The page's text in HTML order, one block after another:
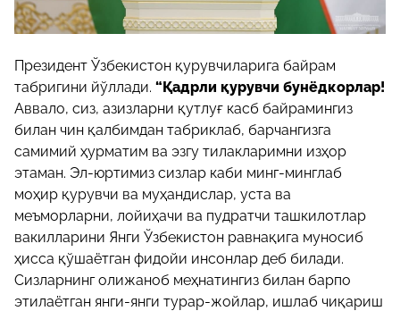
Президент Ўзбекистон қурувчиларига байрам
табригини йўллади. “Қадрли қурувчи бунёдкорлар!
Аввало, сиз, азизларни қутлуғ касб байрамингиз
билан чин қалбимдан табриклаб, барчангизга
самимий ҳурматим ва эзгу тилакларимни изҳор
этаман. Эл-юртимиз сизлар каби минг-минглаб
моҳир қурувчи ва муҳандислар, уста ва
меъморларни, лойиҳачи ва пудратчи ташкилотлар
вакилларини Янги Ўзбекистон равнақига муносиб
ҳисса қўшаётган фидойи инсонлар деб билади.
Сизларнинг олижаноб меҳнатингиз билан барпо
этилаётган янги-янги турар-жойлар, ишлаб чиқариш